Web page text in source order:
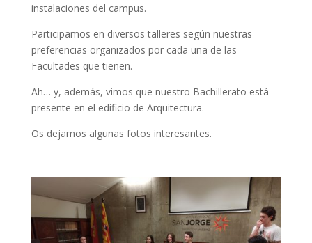
instalaciones del campus.
Participamos en diversos talleres según nuestras
preferencias organizados por cada una de las
Facultades que tienen.
Ah… y, además, vimos que nuestro Bachillerato está
presente en el edificio de Arquitectura.
Os dejamos algunas fotos interesantes.